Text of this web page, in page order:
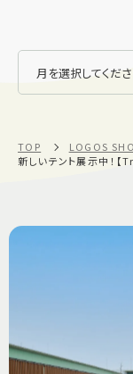
TOP
LOGOS
新しいテント展示中！